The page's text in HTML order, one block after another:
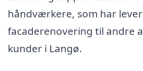
håndværkere, som har
facaderenovering til andre
kunder i Langø.